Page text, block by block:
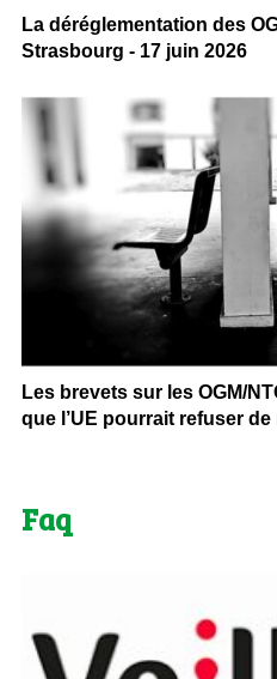
La déréglementation des
Strasbourg - 17 juin 2026
Les brevets sur les OGM/
que l’UE pourrait refuser
Faq